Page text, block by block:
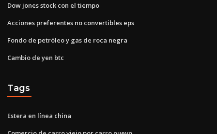
Dow jones stock con el tiempo
Acciones preferentes no convertibles eps
Fondo de petróleo y gas de roca negra
Cambio de yen btc
Tags
Estera en línea china